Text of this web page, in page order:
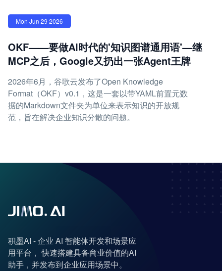
Mon Jun 29 2026
OKF——要做AI时代的'知识图谱通用语'—继
MCP之后，Google又扔出一张Agent王牌
2026年6月，谷歌云发布了Open Knowledge
Format（OKF）v0.1，这是一套以带YAML前置元数
据的Markdown文件夹为单位来表示知识的开放规
范，旨在解决企业知识分散的问题。
积墨AI - 企业 AI 智能体开发和场景应
用平台， 快速搭建具备商业价值的AI
助手，并发布到企业应用场景中。